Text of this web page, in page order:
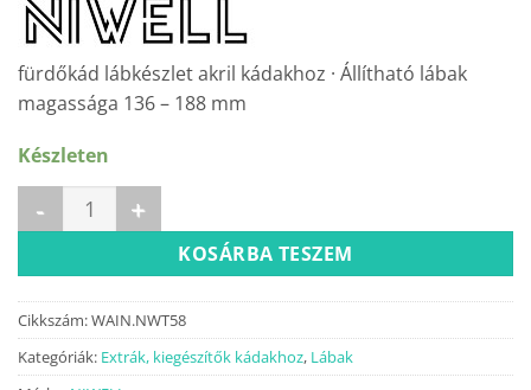
700 Ft.
fürdőkád lábkészlet akril kádakhoz · Állítható lábak
magassága 136 – 188 mm
Készleten
NIWELL fürdőkád lábkészlet (58) mennyiség
KOSÁRBA TESZEM
Cikkszám:WAIN.NWT58
Kategóriák: Extrák, kiegészítők kádakhoz, Lábak